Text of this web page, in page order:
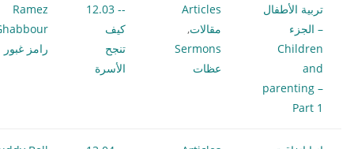
تربية الأطفال
– الجزء
Children
and
parenting –
Part 1
Articles
مقالات,
Sermons
عظات
-- 12.03
كيف
تنجح
الأسرة
Ramez
رامز غبور